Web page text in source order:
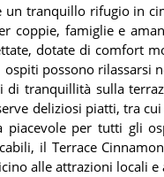
un tranquillo rifugio in
coppie, famiglie e
dotate di comfort
possono rilassarsi
di tranquillità sulla
deliziosi piatti, tra
piacevole per tutti gli
il Terrace
alle attrazioni locali